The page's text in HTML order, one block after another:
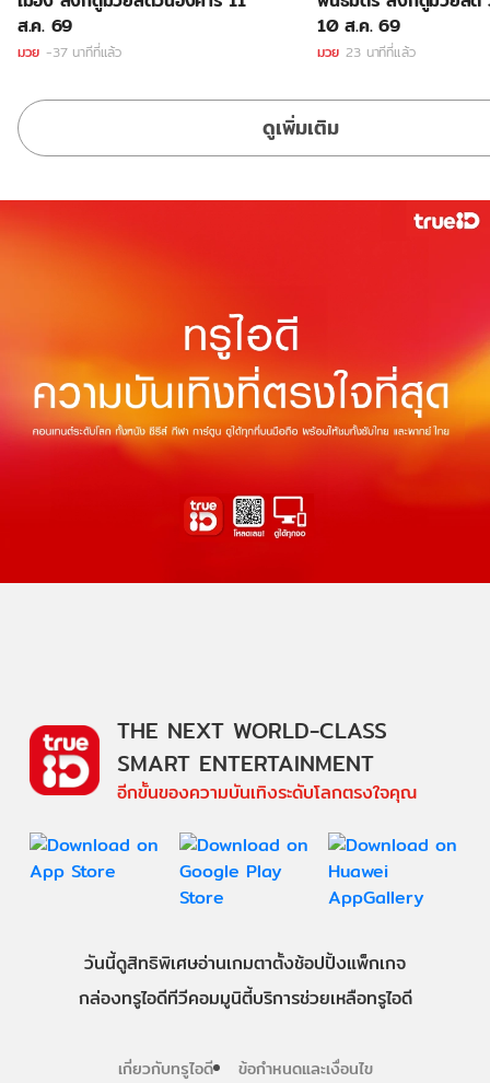
ส.ค. 69
มวย -37 นาทีที่แล้ว
10 ส.ค. 69
มวย 23 นาทีที่แล้ว
ดูเพิ่มเติม
THE NEXT WORLD-CLASS
SMART ENTERTAINMENT
อีกขั้นของความบันเทิงระดับโลกตรงใจคุณ
วันนี้ดูสิทธิพิเศษอ่านเกมตาตั้งช้อปปิ้งแพ็กเกจ
กล่องทรูไอดีทีวีคอมมูนิตี้บริการช่วยเหลือทรูไอดี
เกี่ยวกับทรูไอดี
ข้อกำหนดและเงื่อนไข